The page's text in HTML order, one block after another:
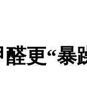
更“暴